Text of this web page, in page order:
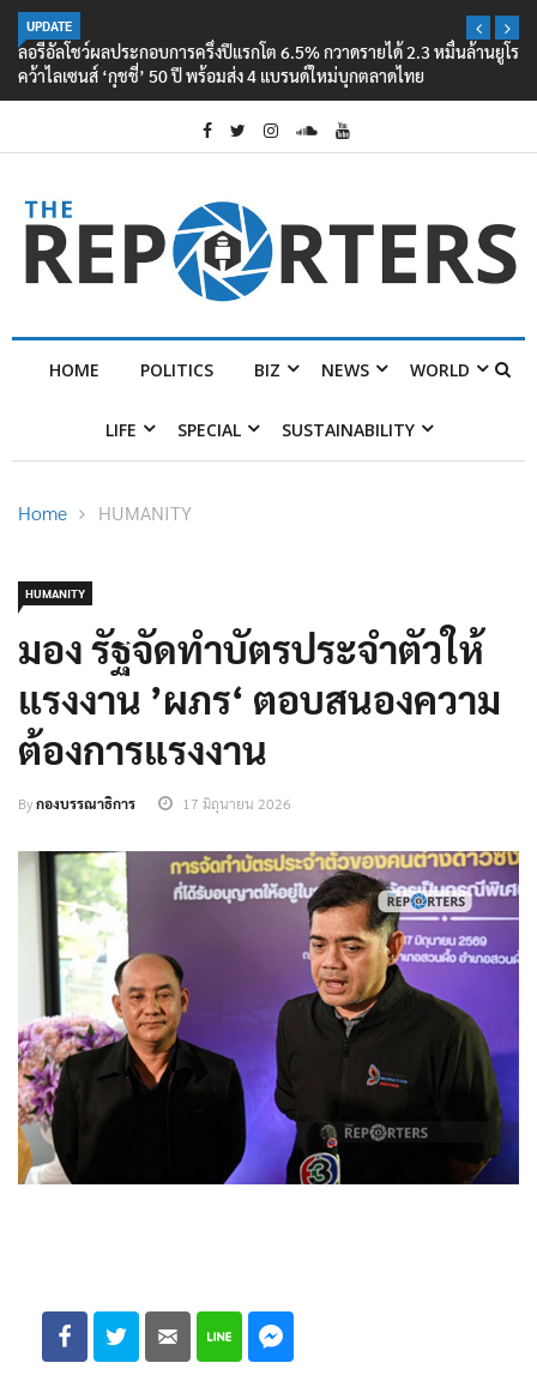
UPDATE
ลอรีอัลโชว์ผลประกอบการครึ่งปีแรกโต 6.5% กวาดรายได้ 2.3 หมื่นล้านยูโร
คว้าไลเซนส์ ‘กุชชี่’ 50 ปี พร้อมส่ง 4 แบรนด์ใหม่บุกตลาดไทย
HOME POLITICS BIZ NEWS WORLD
LIFE SPECIAL SUSTAINABILITY
Home HUMANITY
HUMANITY
มอง รัฐจัดทำบัตรประจำตัวให้
แรงงาน ’ผภร‘ ตอบสนองความ
ต้องการแรงงาน
Byกองบรรณาธิการ 17 มิถุนายน 2026